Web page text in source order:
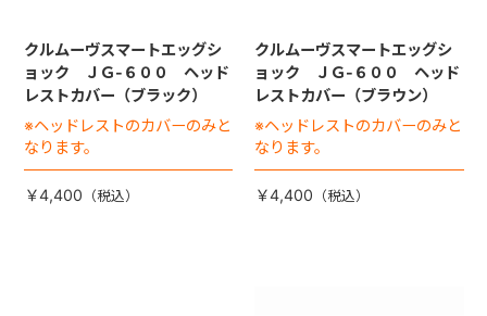
クルムーヴスマートエッグシ
ョック ＪＧ-６００ ヘッド
レストカバー（ブラック）
※ヘッドレストのカバーのみと
なります。
￥4,400
クルムーヴスマートエッグシ
ョック ＪＧ-６００ ヘッド
レストカバー（ブラウン）
※ヘッドレストのカバーのみと
なります。
￥4,400